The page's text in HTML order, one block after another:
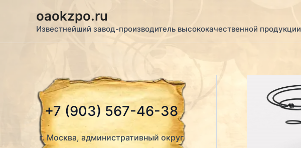
содержимому
oaokzpo.ru
Известнейший завод-производитель высококачественной продукции
+7 (903) 567-46-38
г. Москва, административный округ